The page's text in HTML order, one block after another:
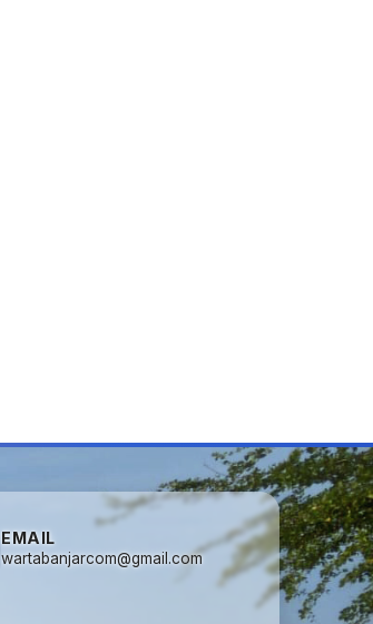
EMAIL
wartabanjarcom@gmail.com